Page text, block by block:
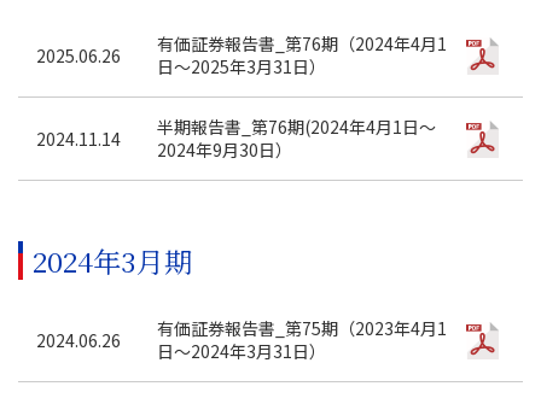
2025.06.26
有価証券報告書_第76期（2024年4月1
日～2025年3月31日）
2024.11.14
半期報告書_第76期(2024年4月1日～
2024年9月30日）
2024年3月期
2024.06.26
有価証券報告書_第75期（2023年4月1
日～2024年3月31日）